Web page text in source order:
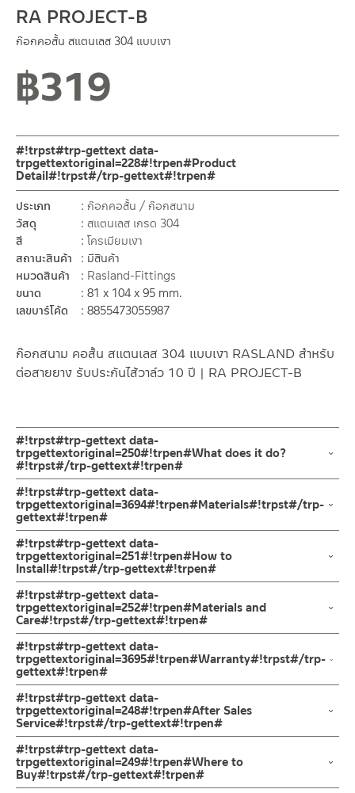
RA PROJECT-B
ก๊อกคอสั้น สแตนเลส 304 แบบเงา
฿319
ก๊อกสนาม คอสั้น สแตนเลส 304 แบบเงา RASLAND สำหรับ
ต่อสายยาง รับประกันไส้วาล์ว 10 ปี | RA PROJECT-B
#!trpst#trp-gettext data-
trpgettextoriginal=228#!trpen#Product
Detail#!trpst#/trp-gettext#!trpen#
ประเภท
ก๊อกคอสั้น / ก๊อกสนาม
วัสดุ
สแตนเลส เกรด 304
สี
โครเมียมเงา
สถานะสินค้า
มีสินค้า
หมวดสินค้า
Rasland-Fittings
ขนาด
81 x 104 x 95 mm.
เลขบาร์โค้ด
8855473055987
#!trpst#trp-gettext data-
trpgettextoriginal=250#!trpen#What does it do?
#!trpst#/trp-gettext#!trpen#
ก๊อกคอสั้น ก็อกสนาม แบบมีข้อต่อสายยาง ก๊อกปากสนามติดผนัง ก็
อกติดผนัง ผลิตจากสแตนเลส เกรด 304 ชุบสีโครเมี่ยม ก้านเปิด-ปิด
แบบปัด รับประกันวาล์วน้ำไม่รั่วซึม 10 ปี
ก๊อกคอสั้น ก็อกสนาม แบบมีข้อต่อสายยาง ก๊อกปากสนามติดผนัง ผลิต
จากสแตนเลส เกรด 304 ชุบสีโครเมี่ยม แข็งแรงทนทาน การเปิด-ปิด น้ำ
ออกแบบมือจับแบบก้านปัดง่ายต่อการปล่อยสายน้ำชำระล้างทำความ
สะอาด ทั้งยังสามารถติดตั้งได้ทั้งภายในและภายนอกอาคาร ปากก๊อก
สำหรับต่อสายยางเพื่อเพิ่มประโยชน์การใช้งาน อาทิ การรดน้ำต้นไม้ใน
สวนหรือล้างรถ เป็นต้น เพื่อเป็นการยืนยันความคงทนของวาล์วน้ำ จึง
กล้ารับประกัน 10 ปี เต็ม
#!trpst#trp-gettext data-
trpgettextoriginal=3694#!trpen#Materials#!trpst#/trp-
gettext#!trpen#
ตัวก๊อกสนาม คอสั้น
ผลิตจาก สแตนเลสเกรด 304
#!trpst#trp-gettext data-
trpgettextoriginal=251#!trpen#How to
Install#!trpst#/trp-gettext#!trpen#
ข้อแนะนำในการติดตั้งสำหรับ การติดตั้ง ก๊อกน้ำ วาล์วเปิดปิดน้ำ
ฝักบัว และ ชุดสายฉีดชำระ
สำหรับการติดตั้งใหม่ ให้ไล่ฝุ่น เศษทราย เศษท่อ ออกจากท่อน้ำก่อนติด
ตั้งสินค้า โดยปล่อยน้ำให้ไหลออกจากท่อนาน 1 นาที เพื่อให้แรงน้ำพัด
พาเศษละอองต่างๆ ออกจากท่อน้ำ มิเช่นนั้นสิ่งสกปรกจะเข้าไปภายใน
สินค้าและสร้างความเสียหายได้ หากตรวจพบเศษละอองต่างๆในสินค้า
จะไม่อยู่ในเงื่อนไขการรับประกัน
#!trpst#trp-gettext data-
trpgettextoriginal=252#!trpen#Materials and
Care#!trpst#/trp-gettext#!trpen#
คำแนะนำในการดูแลรักษาผลิตภัณฑ์
1. ไม่ทำสินค้าให้เกิดความเสียหายอื่น ๆ นอกจากการใช้งานปกติ เช่นไม่
ทำตก ไม่งัดหรือโยกสินค้าแรงๆ
2. ทำความสะอาดสินค้าโดยการใช้ผ้านุ่มๆชุบน้ำหมาดๆแล้วเช็ดให้แห้ง
3. ห้ามใช้สารเคมีที่มีฤทธิ์เป็นกรด ในการทำความสะอาด เนื่องจากผิว
ของสินค้าจะเสียหายได้
4. ห้ามใช้แปรง วัสดุแข็ง หยาบ ห้ามใช้ฝอยขัดทำความสะอาด ขัดหรือถู
บนตัวสินค้า ซึ่งจะสร้างความเสียหายให้เกิดขึ้นกับผิวของสินค้าได้
#!trpst#trp-gettext data-
trpgettextoriginal=3695#!trpen#Warranty#!trpst#/trp-
gettext#!trpen#
รับประกันไส้วาล์ว ไม่รั่วซึม 10 ปี
#!trpst#trp-gettext data-
trpgettextoriginal=248#!trpen#After Sales
Service#!trpst#/trp-gettext#!trpen#
ช่องทางออนไลน์
– Email: contact@charnpaiboon.com
– LINE: @Rasland
#!trpst#trp-gettext data-
trpgettextoriginal=249#!trpen#Where to
Buy#!trpst#/trp-gettext#!trpen#